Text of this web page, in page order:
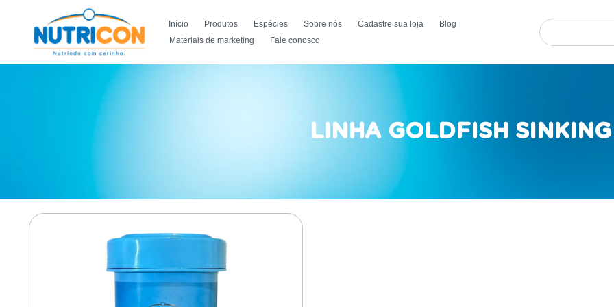
Início Produtos Espécies Sobre nós Cadastre sua loja
Blog
Materiais de marketing
Fale conosco
LINHA GOLDFISH SINKING